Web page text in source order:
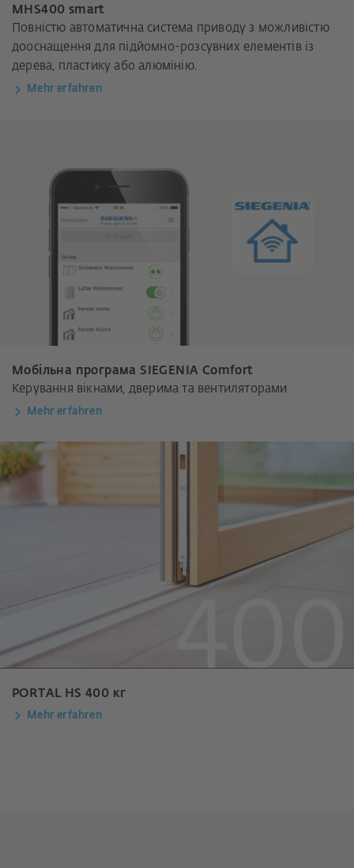
MHS400 smart
Повністю автоматична система приводу з можливістю
дооснащення для підйомно-розсувних елементів із
дерева, пластику або алюмінію.
Mehr erfahren
Мобільна програма SIEGENIA Comfort
Керування вікнами, дверима та вентиляторами
Mehr erfahren
PORTAL HS 400 кг
Mehr erfahren